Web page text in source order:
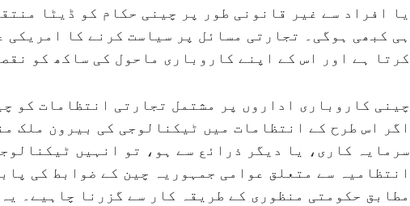
یا افراد سے غیر قانونی طور پر چینی حکام کو ڈیٹا
ہی کبھی ہوگی۔ تجارتی مسائل پر سیاست کرنے کا امریکی
کرتا ہے اور اس کے اپنے کاروباری ماحول کی ساکھ کو
چینی کاروباری اداروں پر مشتمل تجارتی انتظامات کو
اگر اس طرح کے انتظامات میں ٹیکنالوجی کی بیرون ملک
سرمایہ کاری، یا دیگر ذرائع سے ہو، تو انہیں
انتظامیہ سے متعلق عوامی جمہوریہ چین کے ضوابط کی
مطابق حکومتی منظوری کے طریقہ کار سے گزرنا چاہیے۔